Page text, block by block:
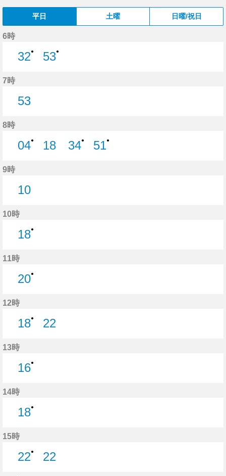
平日 土曜 日曜/祝日
6時
32●
53●
7時
53
8時
04●
18
34●
51●
9時
10
10時
18●
11時
20●
12時
18●
22
13時
16●
14時
18●
15時
22●
22